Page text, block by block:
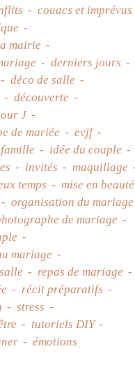
couacs et imprévus
mairie
derniers jours
déco de salle
découverte
J
de mariée
evjf
famille
idée du couple
invités
maquillage
temps
mise en beauté
organisation du mariage
de mariage
mariage
repas de mariage
récit préparatifs
stress
tutoriels DIY
émotions